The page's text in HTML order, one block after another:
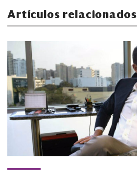
Artículos relacionados